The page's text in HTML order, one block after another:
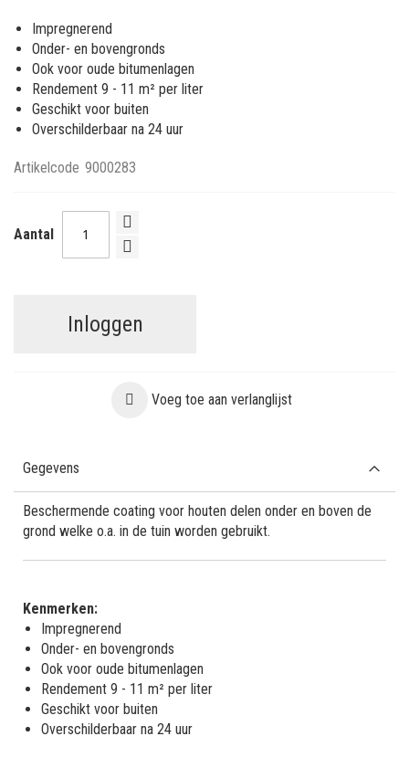
afbeeldingen-
gallerij
Impregnerend
Onder- en bovengronds
Ook voor oude bitumenlagen
Rendement 9 - 11 m² per liter
Geschikt voor buiten
Overschilderbaar na 24 uur
Artikelcode 9000283
Aantal
Inloggen
Voeg toe aan verlanglijst
Gegevens
Beschermende coating voor houten delen onder en boven de
grond welke o.a. in de tuin worden gebruikt.
Kenmerken:
Impregnerend
Onder- en bovengronds
Ook voor oude bitumenlagen
Rendement 9 - 11 m² per liter
Geschikt voor buiten
Overschilderbaar na 24 uur